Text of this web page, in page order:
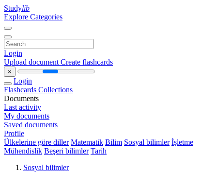
Studylib
Explore Categories
Login
Upload document Create flashcards
×
Login
Flashcards Collections
Documents
Last activity
My documents
Saved documents
Profile
Ülkelerine göre diller Matematik Bilim Sosyal bilimler İşletme
Mühendislik Beşeri bilimler Tarih
Sosyal bilimler